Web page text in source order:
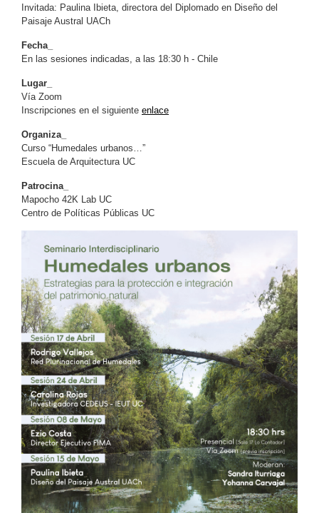
Invitada: Paulina Ibieta, directora del Diplomado en Diseño del
Paisaje Austral UACh
Fecha_
En las sesiones indicadas, a las 18:30 h - Chile
Lugar_
Vía Zoom
Inscripciones en el siguiente enlace
Organiza_
Curso “Humedales urbanos…”
Escuela de Arquitectura UC
Patrocina_
Mapocho 42K Lab UC
Centro de Políticas Públicas UC